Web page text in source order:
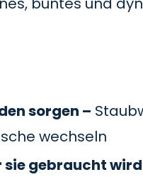
sorgen –
wechseln
sie gebraucht